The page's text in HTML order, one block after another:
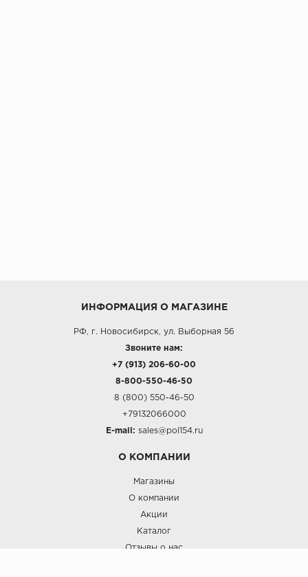
ИНФОРМАЦИЯ О МАГАЗИНЕ
РФ, г. Новосибирск, ул. Выборная 56
Звоните нам:
+7 (913) 206-60-00
8-800-550-46-50
8 (800) 550-46-50
+79132066000
E-mail: sales@pol154.ru
О КОМПАНИИ
Магазины
О компании
Акции
Каталог
Отзывы о нас